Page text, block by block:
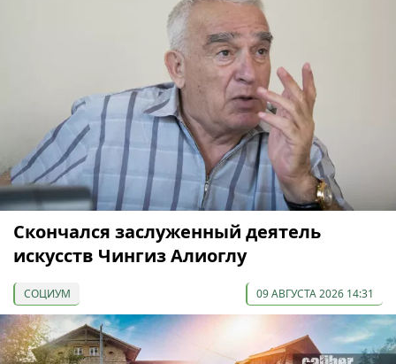
Скончался заслуженный деятель
искусств Чингиз Алиоглу
СОЦИУМ 09 АВГУСТА 2026 14:31